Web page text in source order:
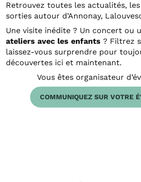
Retrouvez toutes les actualités, les
sorties autour d’Annonay,
Une visite inédite ? Un concert ou
ateliers avec les enfants ? Filtrez
laissez-vous surprendre pour
découvertes ici et maintenant.
Vous êtes organisateur
COMMUNIQUEZ SUR VOTRE